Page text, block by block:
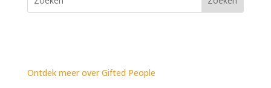
Ontdek meer over Gifted People